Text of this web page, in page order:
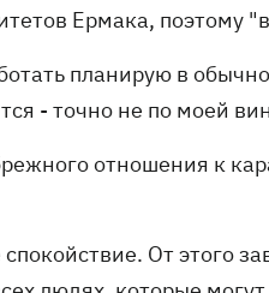
Ермака, поэтому
планирую в
- точно не по моей
отношения к
От этого